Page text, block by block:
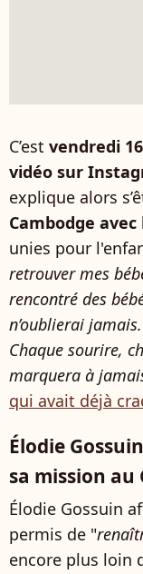
C’est vendredi
vidéo sur
explique alors
Cambodge avec
unies pour
retrouver mes
rencontré des
n’oublierai
Chaque sourire,
marquera à
qui avait déjà
Élodie
sa mission au
Élodie Gossuin
permis de "
encore plus loin